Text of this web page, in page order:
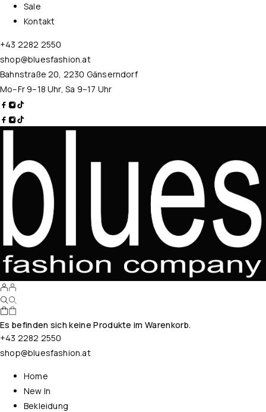
Sale
Kontakt
+43 2282 2550
shop@bluesfashion.at
Bahnstraße 20, 2230 Gänserndorf
Mo–Fr 9–18 Uhr, Sa 9–17 Uhr
Es befinden sich keine Produkte im Warenkorb.
+43 2282 2550
shop@bluesfashion.at
Home
New In
Bekleidung